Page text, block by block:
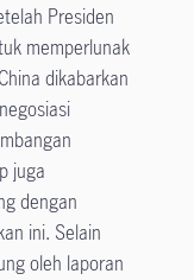
Presiden
memperlunak
dikabarkan
juga
dengan
ini. Selain
oleh laporan